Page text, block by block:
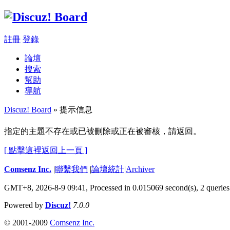
註冊 登錄
論壇
搜索
幫助
導航
Discuz! Board » 提示信息
指定的主題不存在或已被刪除或正在被審核，請返回。
[ 點擊這裡返回上一頁 ]
Comsenz Inc. |聯繫我們 |論壇統計|Archiver
GMT+8, 2026-8-9 09:41, Processed in 0.015069 second(s), 2 queries
Powered by Discuz! 7.0.0
© 2001-2009 Comsenz Inc.